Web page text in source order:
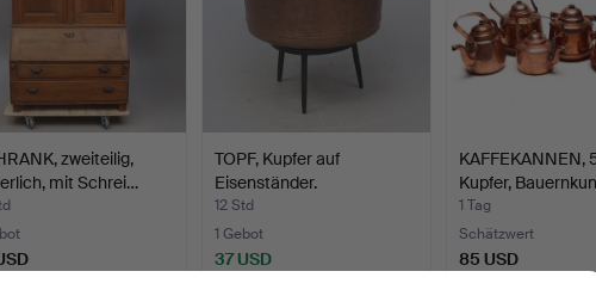
zweiteilig,
mit Schrei…
TOPF, Kupfer auf
Eisenständer.
12 Std
1 Gebot
37 USD
KAFFEKANNEN,
Kupfer,
1 Tag
Schätzwert
85 USD